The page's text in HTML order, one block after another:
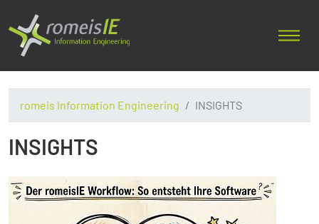
romeis Information Engineering INSIGHTS
INSIGHTS